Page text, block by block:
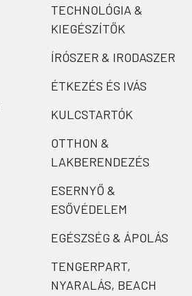
TECHNOLÓGIA &
KIEGÉSZÍTŐK
ÍRÓSZER & IRODASZER
ÉTKEZÉS ÉS IVÁS
KULCSTARTÓK
OTTHON &
LAKBERENDEZÉS
ESERNYŐ &
ESŐVÉDELEM
EGÉSZSÉG & ÁPOLÁS
TENGERPART,
NYARALÁS, BEACH